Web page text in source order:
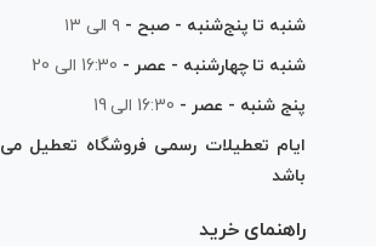
شنبه تا پنج‌شنبه - صبح - ۹ الی ۱۳
شنبه تا چهارشنبه - عصر - 16:30 الی 20
پنج شنبه - عصر - 16:30 الی 19
ایام تعطیلات رسمی فروشگاه تعطیل می
باشد
راهنمای خرید